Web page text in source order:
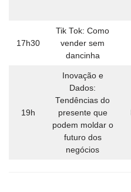
17h30
Tik Tok: Como
vender sem
dancinha
19h
Inovação e
Dados:
Tendências do
presente que
podem moldar o
futuro dos
negócios